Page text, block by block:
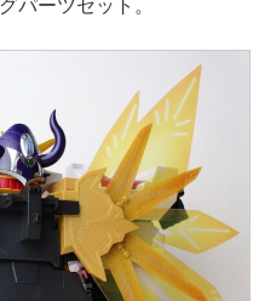
パーツセット。